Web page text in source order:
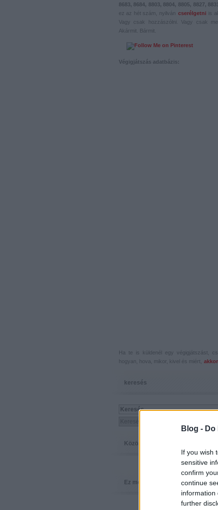
Blog -
If you wish
sensitive
confirm
continue
information
further
8683, 8684, 8803, 8804, 8805, 8827, 8831
ez az hét szám, nyilván
cserélgetni
is
Vagy csak hozzászólni. Vagy csak
Akármit. Bármit.
Végigjátszás adatbázis:
Ha te is küldenél egy végigjátszást,
hogyan, hova, mikor, kivel és miért,
keresés
Közösség
Ez megy